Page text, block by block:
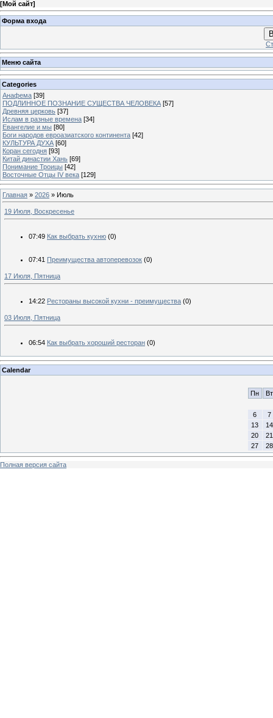
[Мой сайт]
Форма входа
Меню сайта
Categories
Анафема [39]
ПОДЛИННОЕ ПОЗНАНИЕ СУЩЕСТВА ЧЕЛОВЕКА [57]
Древняя церковь [37]
Ислам в разные времена [34]
Евангелие и мы [80]
Боги народов евроазиатского континента [42]
КУЛЬТУРА ДУХА [60]
Коран сегодня [93]
Китай династии Хань [69]
Понимание Троицы [42]
Восточные Отцы IV века [129]
Главная » 2026 » Июль
19 Июля, Воскресенье
07:49 Как выбрать кухню (0)
07:41 Преимущества автоперевозок (0)
17 Июля, Пятница
14:22 Рестораны высокой кухни - преимущества (0)
03 Июля, Пятница
06:54 Как выбрать хороший ресторан (0)
Calendar
Пн Вт
6
7
13
14
20
21
27
28
Полная версия сайта